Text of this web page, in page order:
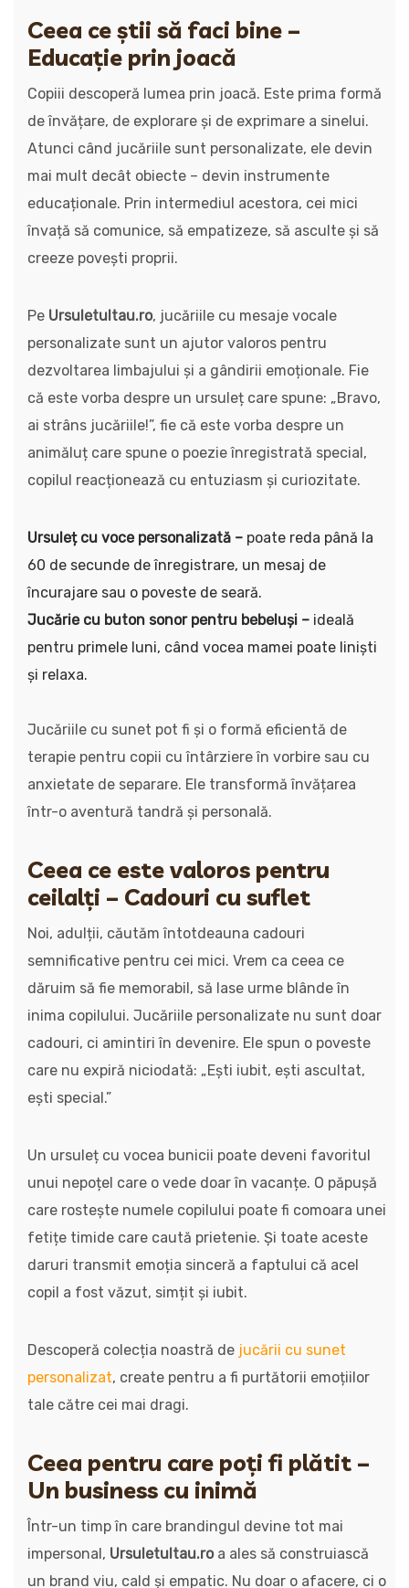
Ceea ce știi să faci bine –
Educație prin joacă
Copiii descoperă lumea prin joacă. Este prima formă
de învățare, de explorare și de exprimare a sinelui.
Atunci când jucăriile sunt personalizate, ele devin
mai mult decât obiecte – devin instrumente
educaționale. Prin intermediul acestora, cei mici
învață să comunice, să empatizeze, să asculte și să
creeze povești proprii.
Pe Ursuletultau.ro, jucăriile cu mesaje vocale
personalizate sunt un ajutor valoros pentru
dezvoltarea limbajului și a gândirii emoționale. Fie
că este vorba despre un ursuleț care spune: „Bravo,
ai strâns jucăriile!”, fie că este vorba despre un
animăluț care spune o poezie înregistrată special,
copilul reacționează cu entuziasm și curiozitate.
Ursuleț cu voce personalizată – poate reda până la
60 de secunde de înregistrare, un mesaj de
încurajare sau o poveste de seară.
Jucărie cu buton sonor pentru bebeluși – ideală
pentru primele luni, când vocea mamei poate liniști
și relaxa.
Jucăriile cu sunet pot fi și o formă eficientă de
terapie pentru copii cu întârziere în vorbire sau cu
anxietate de separare. Ele transformă învățarea
într-o aventură tandră și personală.
Ceea ce este valoros pentru
ceilalți – Cadouri cu suflet
Noi, adulții, căutăm întotdeauna cadouri
semnificative pentru cei mici. Vrem ca ceea ce
dăruim să fie memorabil, să lase urme blânde în
inima copilului. Jucăriile personalizate nu sunt doar
cadouri, ci amintiri în devenire. Ele spun o poveste
care nu expiră niciodată: „Ești iubit, ești ascultat,
ești special.”
Un ursuleț cu vocea bunicii poate deveni favoritul
unui nepoțel care o vede doar în vacanțe. O păpușă
care rostește numele copilului poate fi comoara unei
fetițe timide care caută prietenie. Și toate aceste
daruri transmit emoția sinceră a faptului că acel
copil a fost văzut, simțit și iubit.
Descoperă colecția noastră de jucării cu sunet
personalizat, create pentru a fi purtătorii emoțiilor
tale către cei mai dragi.
Ceea pentru care poți fi plătit –
Un business cu inimă
Într-un timp în care brandingul devine tot mai
impersonal, Ursuletultau.roa ales să construiască
un brand viu, cald și empatic. Nu doar o afacere, ci o